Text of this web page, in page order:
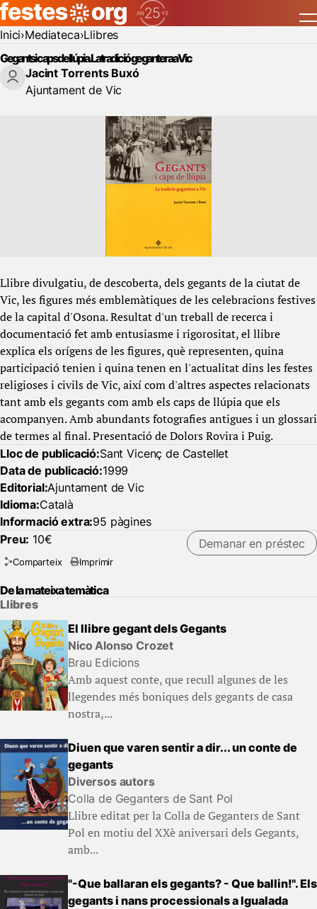
Inici Mediateca Llibres
Gegants i caps de llúpia. La tradició gegantera a Vic
Jacint Torrents Buxó
Ajuntament de Vic
Llibre divulgatiu, de descoberta, dels gegants de la ciutat de
Vic, les figures més emblemàtiques de les celebracions festives
de la capital d'Osona. Resultat d'un treball de recerca i
documentació fet amb entusiasme i rigorositat, el llibre
explica els orígens de les figures, què representen, quina
participació tenien i quina tenen en l'actualitat dins les festes
religioses i civils de Vic, així com d'altres aspectes relacionats
tant amb els gegants com amb els caps de llúpia que els
acompanyen. Amb abundants fotografies antigues i un glossari
de termes al final. Presentació de Dolors Rovira i Puig.
Lloc de publicació:Sant Vicenç de Castellet
Data de publicació:1999
Editorial:Ajuntament de Vic
Idioma:Català
Informació extra:95 pàgines
Preu: 10€ Demanar en préstec
Comparteix Imprimir
De la mateixa temàtica
Llibres
El llibre gegant dels Gegants
Nico Alonso Crozet
Brau Edicions
Amb aquest conte, que recull algunes de les
llegendes més boniques dels gegants de casa
nostra,...
Diuen que varen sentir a dir... un conte de
gegants
Diversos autors
Colla de Geganters de Sant Pol
Llibre editat per la Colla de Geganters de Sant
Pol en motiu del XXè aniversari dels Gegants,
amb...
"-Que ballaran els gegants? - Que ballin!". Els
gegants i nans processionals a Igualada